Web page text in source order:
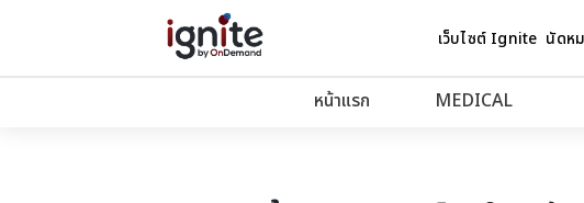
เว็บไซต์ Ignite นัดห
หน้าแรก MEDICAL